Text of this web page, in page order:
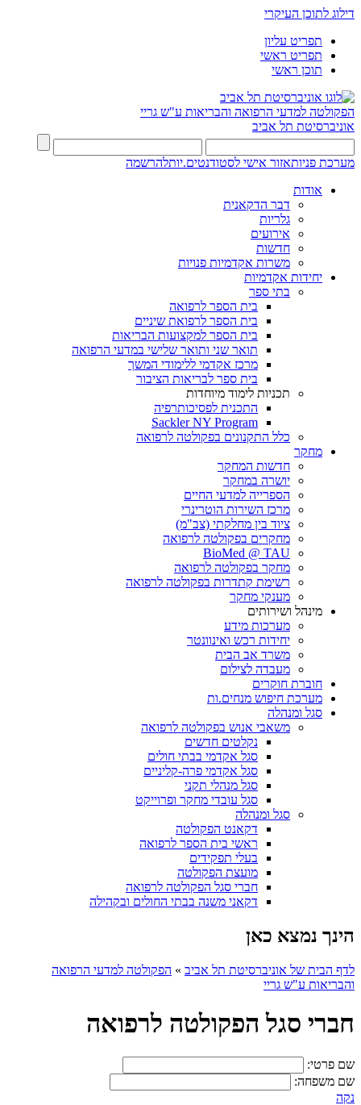
דילוג לתוכן העיקרי
תפריט עליון
תפריט ראשי
תוכן ראשי
הפקולטה למדעי הרפואה והבריאות ע"ש גריי
אוניברסיטת תל אביב
מערכת פניותאזור אישי לסטודנטים.יותלהרשמה
אודות
דבר הדקאנית
גלריות
אירועים
חדשות
משרות אקדמיות פנויות
יחידות אקדמיות
בתי ספר
בית הספר לרפואה
בית הספר לרפואת שיניים
בית הספר למקצועות הבריאות
תואר שני ותואר שלישי במדעי הרפואה
מרכז אקדמי ללימודי המשך
בית ספר לבריאות הציבור
תכניות לימוד מיוחדות
התכנית לפסיכותרפיה
Sackler NY Program
כלל התקנונים בפקולטה לרפואה
מחקר
חדשות המחקר
יושרה במחקר
הספרייה למדעי החיים
מרכז השירות הוטרינרי
ציוד בין מחלקתי (צב"מ)
מחקרים בפקולטה לרפואה
BioMed @ TAU
מחקר בפקולטה לרפואה
רשימת קתדרות בפקולטה לרפואה
מענקי מחקר
מינהל ושירותים
מערכות מידע
יחידות רכש ואינוונטר
משרד אב הבית
מעבדה לצילום
חוברת חוקרים
מערכת חיפוש מנחים.ות
סגל ומנהלה
משאבי אנוש בפקולטה לרפואה
נקלטים חדשים
סגל אקדמי בבתי חולים
סגל אקדמי פרה-קליניים
סגל מנהלי תקני
סגל עובדי מחקר ופרוייקט
סגל ומנהלה
דקאנט הפקולטה
ראשי בית הספר לרפואה
בעלי תפקידים
מועצת הפקולטה
חברי סגל הפקולטה לרפואה
דקאני משנה בבתי החולים ובקהילה
הינך נמצא כאן
לדף הבית של אוניברסיטת תל אביב » הפקולטה למדעי הרפואה
והבריאות ע"ש גריי
חברי סגל הפקולטה לרפואה
שם פרטי:
שם משפחה:
נקה